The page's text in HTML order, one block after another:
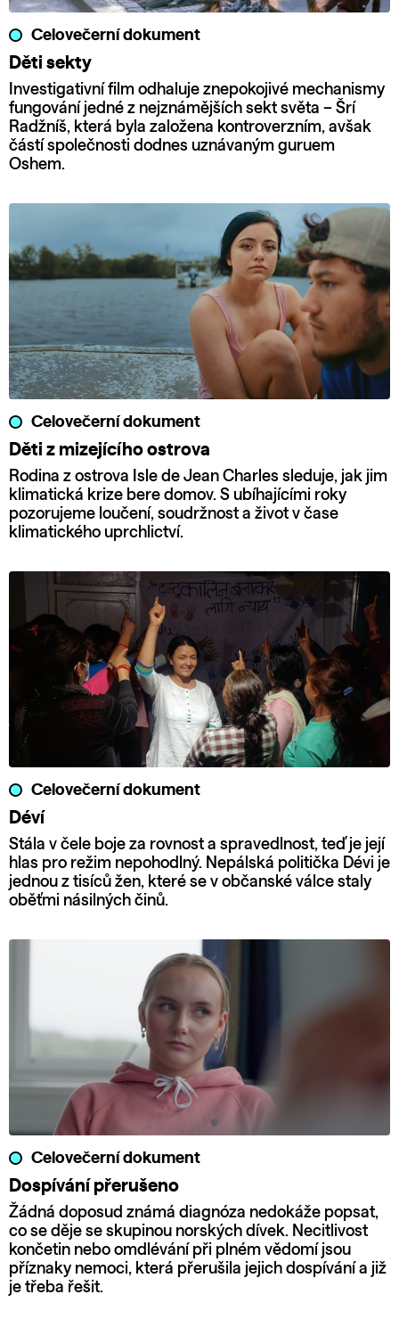
Celovečerní dokument
Děti sekty
Investigativní film odhaluje znepokojivé mechanismy
fungování jedné z nejznámějších sekt světa – Šrí
Radžníš, která byla založena kontroverzním, avšak
částí společnosti dodnes uznávaným guruem
Oshem.
Celovečerní dokument
Děti z mizejícího ostrova
Rodina z ostrova Isle de Jean Charles sleduje, jak jim
klimatická krize bere domov. S ubíhajícími roky
pozorujeme loučení, soudržnost a život v čase
klimatického uprchlictví.
Celovečerní dokument
Déví
Stála v čele boje za rovnost a spravedlnost, teď je její
hlas pro režim nepohodlný. Nepálská politička Dévi je
jednou z tisíců žen, které se v občanské válce staly
oběťmi násilných činů.
Celovečerní dokument
Dospívání přerušeno
Žádná doposud známá diagnóza nedokáže popsat,
co se děje se skupinou norských dívek. Necitlivost
končetin nebo omdlévání při plném vědomí jsou
příznaky nemoci, která přerušila jejich dospívání a již
je třeba řešit.